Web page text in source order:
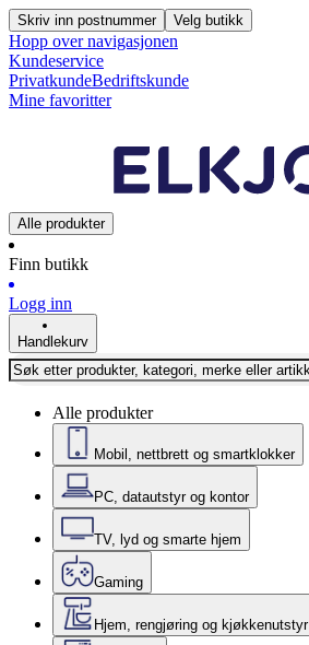
Skriv inn postnummer Velg butikk
Hopp over navigasjonen
Kundeservice
PrivatkundeBedriftskunde
Mine favoritter
Alle produkter
Finn butikk
Logg inn
Handlekurv
Alle produkter
Mobil, nettbrett og smartklokker
PC, datautstyr og kontor
TV, lyd og smarte hjem
Gaming
Hjem, rengjøring og kjøkkenutstyr